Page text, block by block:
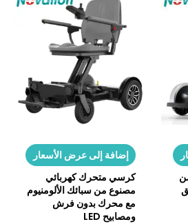
إضافة إلى عرض الأسعار
كرسي متحرك كهربائي
مصنوع من سبائك الألومنيوم
مع محرك بدون فرش
ومصابيح LED